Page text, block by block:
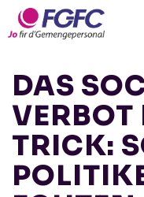
DAS
VERBOT
TRICK: